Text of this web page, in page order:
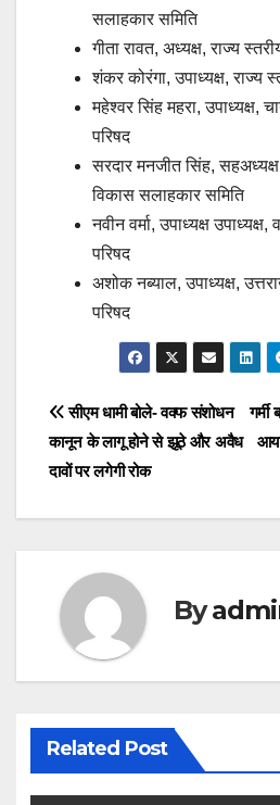
सलाहकार समिति
गीता रावत, अध्यक्ष, राज्य
शंकर कोरंगा, उपाध्यक्ष, राज्य
महेश्वर सिंह महरा, उपाध्यक्ष,
परिषद
सरदार मनजीत सिंह,
विकास सलाहकार समिति
नवीन वर्मा, उपाध्यक्ष
परिषद
अशोक नब्याल, उपाध्यक्ष,
परिषद
Post
navigation
सीएम धामी बोले- वक्फ संशोधन
कानून के लागू होने से झूठे और अवैध
दावों पर लगेगी रोक
By
Related Post